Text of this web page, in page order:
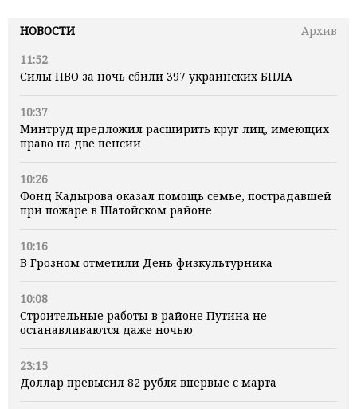
НОВОСТИ
Архив
11:52
Силы ПВО за ночь сбили 397 украинских БПЛА
10:37
Минтруд предложил расширить круг лиц, имеющих
право на две пенсии
10:26
Фонд Кадырова оказал помощь семье, пострадавшей
при пожаре в Шатойском районе
10:16
В Грозном отметили День физкультурника
10:08
Строительные работы в районе Путина не
останавливаются даже ночью
23:15
Доллар превысил 82 рубля впервые с марта